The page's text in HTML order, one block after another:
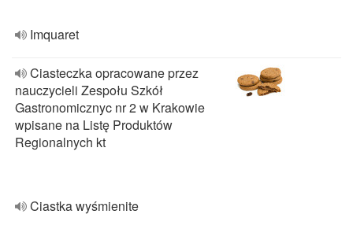
Imquaret
Ciasteczka opracowane przez
nauczycieli Zespołu Szkół
Gastronomicznyc nr 2 w Krakowie
wpisane na Listę Produktów
Regionalnych kt
Ciastka wyśmienite